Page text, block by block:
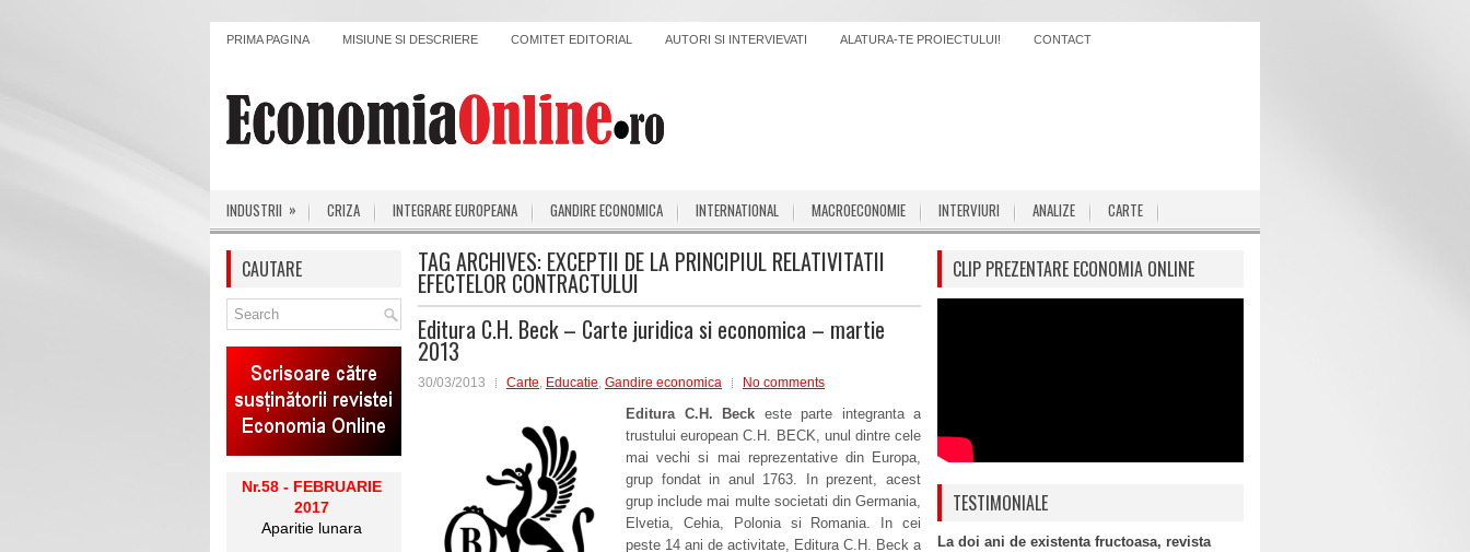
PRIMA PAGINA MISIUNE SI DESCRIERE COMITET EDITORIAL AUTORI SI INTERVIEVATI ALATURA-TE PROIECTULUI! CONTACT
INDUSTRII » CRIZA INTEGRARE EUROPEANA GANDIRE ECONOMICA INTERNATIONAL MACROECONOMIE INTERVIURI ANALIZE CARTE
TAG ARCHIVES: EXCEPTII DE LA PRINCIPIUL RELATIVITATII
EFECTELOR CONTRACTULUI
Editura C.H. Beck – Carte juridica si economica – martie
2013
30/03/2013 Carte, Educatie, Gandire economica No comments
Editura C.H. Beck este parte integranta a
trustului european C.H. BECK, unul dintre cele
mai vechi si mai reprezentative din Europa,
grup fondat in anul 1763. In prezent, acest
grup include mai multe societati din Germania,
Elvetia, Cehia, Polonia si Romania. In cei
peste 14 ani de activitate, Editura C.H. Beck a
CAUTARE
Nr.58 - FEBRUARIE
2017
Aparitie lunara
CLIP PREZENTARE ECONOMIA ONLINE
TESTIMONIALE
La doi ani de existenta fructoasa, revista